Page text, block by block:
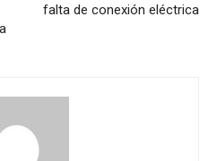
falta de conexión eléctrica